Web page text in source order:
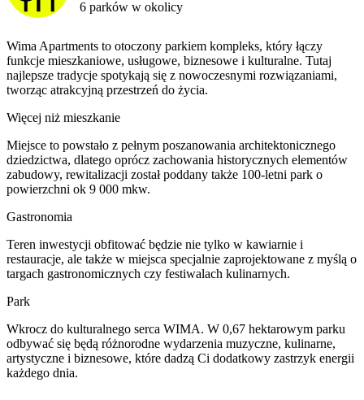
6 parków w okolicy
Wima Apartments to otoczony parkiem kompleks, który łączy
funkcje mieszkaniowe, usługowe, biznesowe i kulturalne. Tutaj
najlepsze tradycje spotykają się z nowoczesnymi rozwiązaniami,
tworząc atrakcyjną przestrzeń do życia.
Więcej niż mieszkanie
Miejsce to powstało z pełnym poszanowania architektonicznego
dziedzictwa, dlatego oprócz zachowania historycznych elementów
zabudowy, rewitalizacji został poddany także 100-letni park o
powierzchni ok 9 000 mkw.
Gastronomia
Teren inwestycji obfitować będzie nie tylko w kawiarnie i
restauracje, ale także w miejsca specjalnie zaprojektowane z myślą o
targach gastronomicznych czy festiwalach kulinarnych.
Park
Wkrocz do kulturalnego serca WIMA. W 0,67 hektarowym parku
odbywać się będą różnorodne wydarzenia muzyczne, kulinarne,
artystyczne i biznesowe, które dadzą Ci dodatkowy zastrzyk energii
każdego dnia.